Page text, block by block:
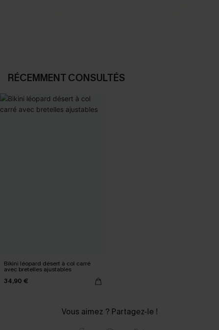
RÉCEMMENT CONSULTÉS
Bikini léopard désert à col carré
avec bretelles ajustables
34,90 €
Vous aimez ? Partagez-le !